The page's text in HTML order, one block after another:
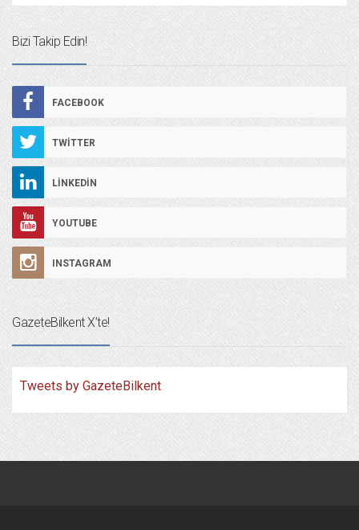
Bizi Takip Edin!
FACEBOOK
TWITTER
LINKEDIN
YOUTUBE
INSTAGRAM
GazeteBilkent X’te!
Tweets by GazeteBilkent